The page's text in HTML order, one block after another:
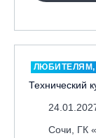
ЛЮБИТЕЛЯМ,
Технический
Сочи, ГК